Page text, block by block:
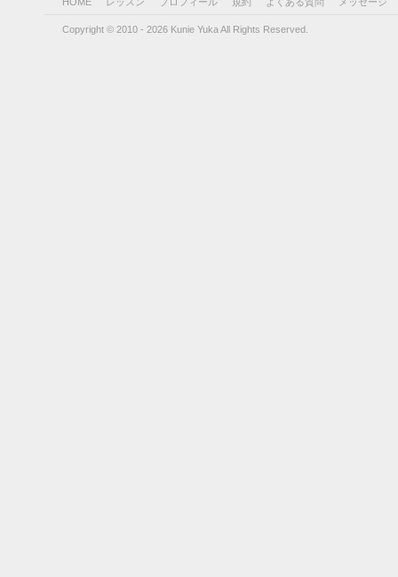
Copyright © 2010 - 2026 Kunie Yuka All Rights Reserved.